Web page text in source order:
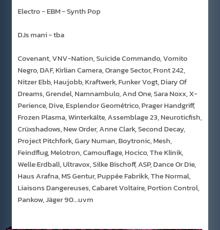
Electro - EBM - Synth Pop
DJs mani - tba
Covenant, VNV-Nation, Suicide Commando, Vomito
Negro, DAF, Kirlian Camera, Orange Sector, Front 242,
Nitzer Ebb, Haujobb, Kraftwerk, Funker Vogt, Diary Of
Dreams, Grendel, Namnambulo, And One, Sara Noxx, X-
Perience, Dive, Esplendor Geométrico, Prager Handgriff,
Frozen Plasma, Winterkälte, Assemblage 23, Neuroticfish,
Crüxshadows, New Order, Anne Clark, Second Decay,
Project Pitchfork, Gary Numan, Boytronic, Mesh,
Feindflug, Melotron, Camouflage, Hocico, The Klinik,
Welle:Erdball, Ultravox, Silke Bischoff, ASP, Dance Or Die,
Haus Arafna, MS Gentur, Puppée Fabrikk, The Normal,
Liaisons Dangereuses, Cabaret Voltaire, Portion Control,
Pankow, Jäger 90...uvm